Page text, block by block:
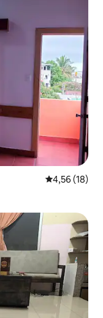
4,56 de uma
4,56 (18)